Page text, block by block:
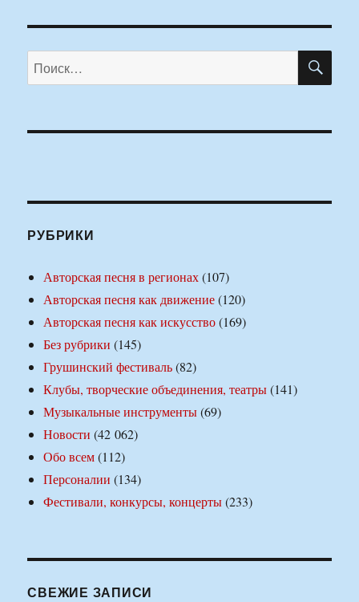
Искать:
РУБРИКИ
Авторская песня в регионах(107)
Авторская песня как движение(120)
Авторская песня как искусство(169)
Без рубрики (145)
Грушинский фестиваль(82)
Клубы, творческие объединения, театры(141)
Музыкальные инструменты(69)
Новости (42 062)
Обо всем(112)
Персоналии (134)
Фестивали, конкурсы, концерты(233)
СВЕЖИЕ ЗАПИСИ